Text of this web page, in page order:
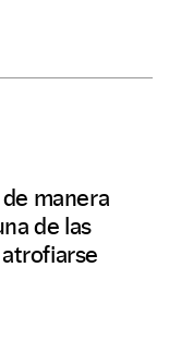
manera
de las